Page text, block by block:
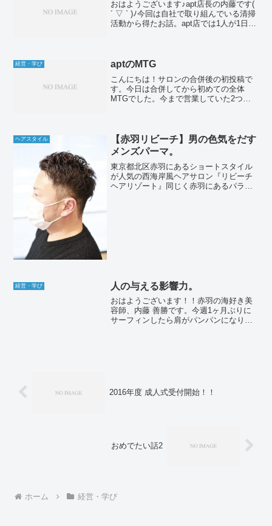
おはようございます♪apt店長の内藤です(
´ ▽ ` )ﾉ今回は自社で取り組んでいる清掃
活動から得たお話。apt店では1人が1日一
む！...
経営・学び aptのMTG
こんにちは！サロンの合併後の初投稿で
す。今日は合併してから初めての全体
MTGでした。今まで営業していた2つの
り方を一つ取ってもスタッ...
ヘアスタイル
【赤羽リビーチ】男の色気をだす
メンズパーマ。
東京都北区赤羽にあるショートスタイル
が人気の西海岸風ヘアサロン『リビーチ
ヘアリゾート』同じく赤羽にあるパラジ
経営・学び 人の与える影響力。
おはようございます！！赤羽の海好き美
容師、内藤 善勝です。今週1ヶ月ぶりに
サーフィンしたら肩がパンパンになりま
2016年度 成人式受付開始！！
おめでたい話2
ホーム 経営・学び